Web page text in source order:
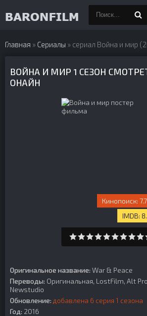
Главная » Сериалы » сериал Война и мир
ВОЙНА И МИР 1 СЕЗОН
ОНАЙН
Оригинальное название: War & Peace
Переводы: Оригинальная, LostFilm, Alt
Newstudio
Обновление: добавлена 6 серия 1 сезона
Год: 2016